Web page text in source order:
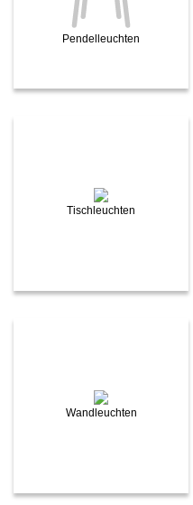
Pendelleuchten
Tischleuchten
Wandleuchten